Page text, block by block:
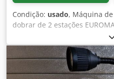
Condição: usado, Máquina
dobrar de 2 estações
dobradeira, prensa
de série M11941298 Ano de
corte Aço de 6 mm a 45 kg/
Estação I (entalhe) Ângulo